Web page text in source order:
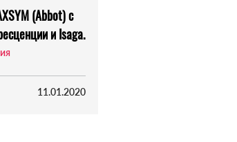
(Abbot) с
и Isaga.
11.01.2020